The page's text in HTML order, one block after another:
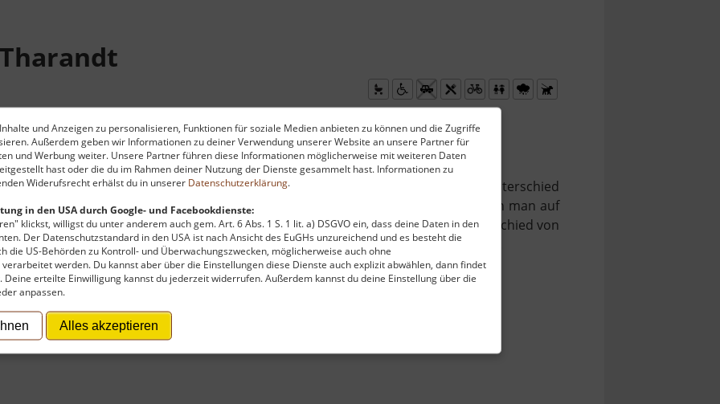
und Anzeigen zu personalisieren, Funktionen für soziale Medien anbieten zu können und die Zugriffe
Außerdem geben wir Informationen zu deiner Verwendung unserer Website an unsere Partner für
und Werbung weiter. Unsere Partner führen diese Informationen möglicherweise mit weiteren Daten
hast oder die du im Rahmen deiner Nutzung der Dienste gesammelt hast. Informationen zu
Widerufsrecht erhälst du in unserer Datenschutzerklärung.
in den USA durch Google- und Facebookdienste:
klickst, willigst du unter anderem auch gem. Art. 6 Abs. 1 S. 1 lit. a) DSGVO ein, dass deine Daten in den
Der Datenschutzstandard in den USA ist nach Ansicht des EuGHs unzureichend und es besteht die
die US-Behörden zu Kontroll- und Überwachungszwecken, möglicherweise auch ohne
werden. Du kannst aber über die Einstellungen diese Dienste auch explizit abwählen, dann findet
erteilte Einwilligung kannst du jederzeit widerrufen. Außerdem kannst du deine Einstellung über die
anpassen.
Alles akzeptieren
umstellen muss - das wissen wir alle. Wie genau es sich aber mit dem Unterschied
Stand der Sonne richtet, und der offiziellen Mitteleuropäischen Zeit verhält, kann man auf
Wald erfahren. Entlang des Lehrpfades erwandert man sich einen Zeitunterschied von
einer Uhr ersehen, wie spät es nach Ortszeit und nach "normaler" Uhrzeit wäre.